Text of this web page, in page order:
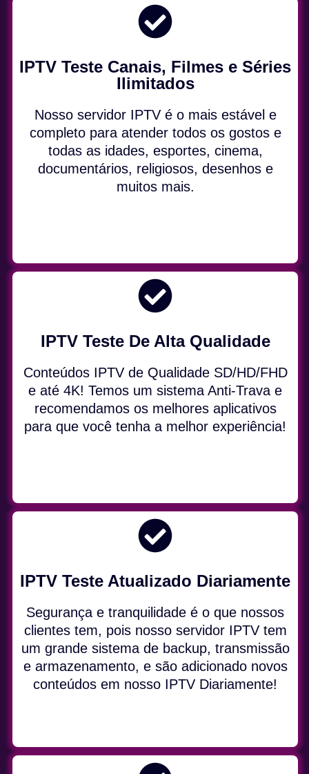
IPTV Teste Canais, Filmes e Séries
Ilimitados
Nosso servidor IPTV é o mais estável e
completo para atender todos os gostos e
todas as idades, esportes, cinema,
documentários, religiosos, desenhos e
muitos mais.
IPTV Teste De Alta Qualidade
Conteúdos IPTV de Qualidade SD/HD/FHD
e até 4K! Temos um sistema Anti-Trava e
recomendamos os melhores aplicativos
para que você tenha a melhor experiência!
IPTV Teste Atualizado Diariamente
Segurança e tranquilidade é o que nossos
clientes tem, pois nosso servidor IPTV tem
um grande sistema de backup, transmissão
e armazenamento, e são adicionado novos
conteúdos em nosso IPTV Diariamente!